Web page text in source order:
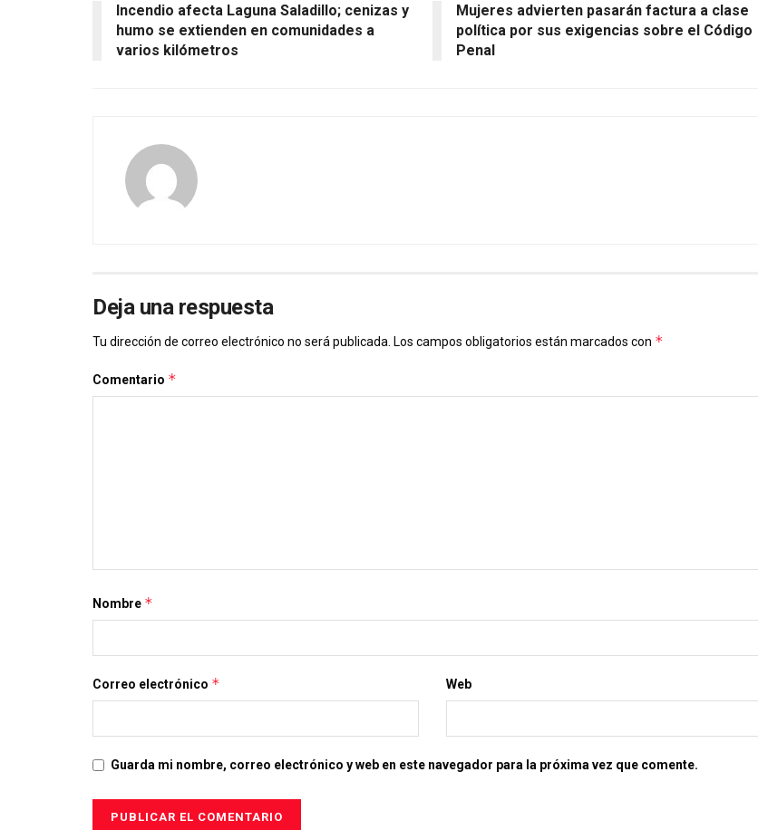
Incendio afecta Laguna Saladillo; cenizas y
humo se extienden en comunidades a
varios kilómetros
Mujeres advierten pasarán factura a clase
política por sus exigencias sobre el Código
Penal
Deja una respuesta
Tu dirección de correo electrónico no será publicada. Los campos obligatorios están marcados con *
Comentario *
Nombre *
Correo electrónico * Web
Guarda mi nombre, correo electrónico y web en este navegador para la próxima vez que comente.